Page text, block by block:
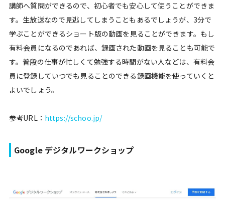
講師へ質問ができるので、初心者でも安心して使うことができま
す。生放送なので見逃してしまうこともあるでしょうが、3分で
学ぶことができるショート版の動画を見ることができます。もし
有料会員になるのであれば、録画された動画を見ることも可能で
す。普段の仕事が忙しくて勉強する時間がない人などは、有料会
員に登録していつでも見ることのできる録画機能を使っていくと
よいでしょう。
参考URL： https://schoo.jp/
Google デジタルワークショップ